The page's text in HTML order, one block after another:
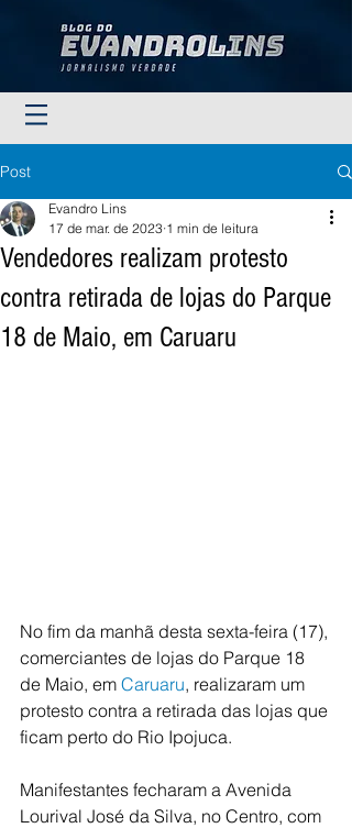
Post
Vendedores realizam protesto
contra retirada de lojas do Parque
18 de Maio, em Caruaru
Evandro Lins
17 de mar. de 2023 1 min de leitura
No fim da manhã desta sexta-feira (17),
comerciantes de lojas do Parque 18
de Maio, em Caruaru, realizaram um
protesto contra a retirada das lojas que
ficam perto do Rio Ipojuca.
Manifestantes fecharam a Avenida
Lourival José da Silva, no Centro, com